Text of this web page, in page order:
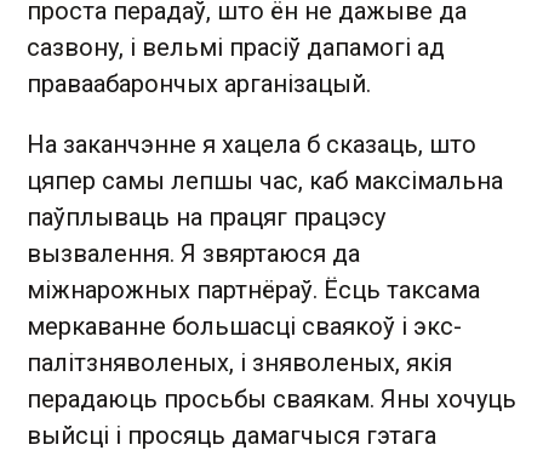
проста перадаў, што ён не дажыве да
сазвону, і вельмі прасіў дапамогі ад
праваабарончых арганізацый.
На заканчэнне я хацела б сказаць, што
цяпер самы лепшы час, каб максімальна
паўплываць на працяг працэсу
вызвалення. Я звяртаюся да
міжнарожных партнёраў. Ёсць таксама
меркаванне большасці сваякоў і экс-
палітзняволеных, і зняволеных, якія
перадаюць просьбы сваякам. Яны хочуць
выйсці і просяць дамагчыся гэтага